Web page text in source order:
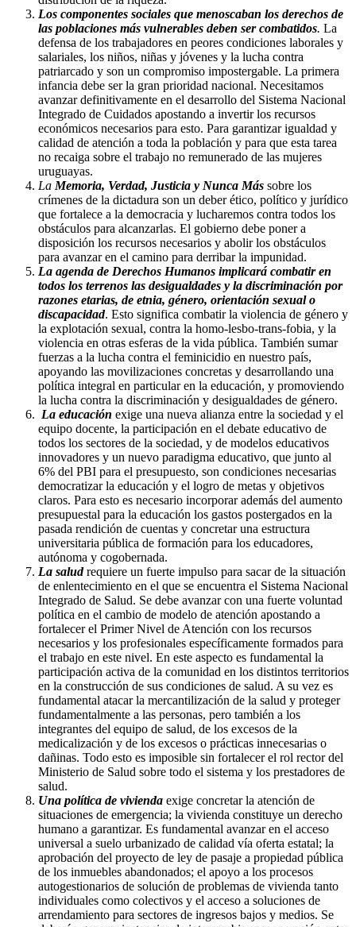
Los componentes sociales que menoscaban los derechos de
las poblaciones más vulnerables deben ser combatidos. La
defensa de los trabajadores en peores condiciones laborales y
salariales, los niños, niñas y jóvenes y la lucha contra
patriarcado y son un compromiso impostergable. La primera
infancia debe ser la gran prioridad nacional. Necesitamos
avanzar definitivamente en el desarrollo del Sistema Nacional
Integrado de Cuidados apostando a invertir los recursos
económicos necesarios para esto. Para garantizar igualdad y
calidad de atención a toda la población y para que esta tarea
no recaiga sobre el trabajo no remunerado de las mujeres
uruguayas.
La Memoria, Verdad, Justicia y Nunca Más sobre los
crímenes de la dictadura son un deber ético, político y jurídico
que fortalece a la democracia y lucharemos contra todos los
obstáculos para alcanzarlas. El gobierno debe poner a
disposición los recursos necesarios y abolir los obstáculos
para avanzar en el camino para derribar la impunidad.
La agenda de Derechos Humanos implicará combatir en
todos los terrenos las desigualdades y la discriminación por
razones etarias, de etnia, género, orientación sexual o
discapacidad. Esto significa combatir la violencia de género y
la explotación sexual, contra la homo-lesbo-trans-fobia, y la
violencia en otras esferas de la vida pública. También sumar
fuerzas a la lucha contra el feminicidio en nuestro país,
apoyando las movilizaciones concretas y desarrollando una
política integral en particular en la educación, y promoviendo
la lucha contra la discriminación y desigualdades de género.
La educación exige una nueva alianza entre la sociedad y el
equipo docente, la participación en el debate educativo de
todos los sectores de la sociedad, y de modelos educativos
innovadores y un nuevo paradigma educativo, que junto al
6% del PBI para el presupuesto, son condiciones necesarias
democratizar la educación y el logro de metas y objetivos
claros. Para esto es necesario incorporar además del aumento
presupuestal para la educación los gastos postergados en la
pasada rendición de cuentas y concretar una estructura
universitaria pública de formación para los educadores,
autónoma y cogobernada.
La saludrequiere un fuerte impulso para sacar de la situación
de enlentecimiento en el que se encuentra el Sistema Nacional
Integrado de Salud. Se debe avanzar con una fuerte voluntad
política en el cambio de modelo de atención apostando a
fortalecer el Primer Nivel de Atención con los recursos
necesarios y los profesionales específicamente formados para
el trabajo en este nivel. En este aspecto es fundamental la
participación activa de la comunidad en los distintos territorios
en la construcción de sus condiciones de salud. A su vez es
fundamental atacar la mercantilización de la salud y proteger
fundamentalmente a las personas, pero también a los
integrantes del equipo de salud, de los excesos de la
medicalización y de los excesos o prácticas innecesarias o
dañinas. Todo esto es imposible sin fortalecer el rol rector del
Ministerio de Salud sobre todo el sistema y los prestadores de
salud.
Una política de vivienda exige concretar la atención de
situaciones de emergencia; la vivienda constituye un derecho
humano a garantizar. Es fundamental avanzar en el acceso
universal a suelo urbanizado de calidad vía oferta estatal; la
aprobación del proyecto de ley de pasaje a propiedad pública
de los inmuebles abandonados; el apoyo a los procesos
autogestionarios de solución de problemas de vivienda tanto
individuales como colectivos y el acceso a soluciones de
arrendamiento para sectores de ingresos bajos y medios. Se